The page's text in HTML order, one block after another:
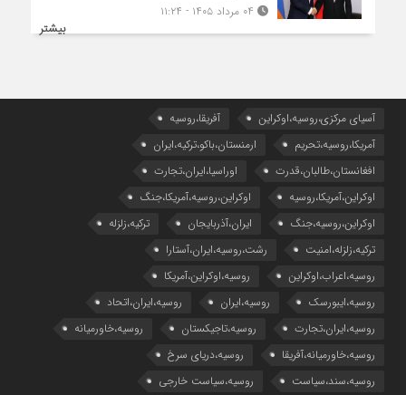
بیشتر
آسیای مرکزی،روسیه،اوکراین
آفریقا،روسیه
آمریکا،روسیه،تحریم
ارمنستان،باکو،ترکیه،ایران
افغانستان،طالبان،قدرت
اوراسیا،ایران،تجارت
اوکراین،آمریکا،روسیه
اوکراین،روسیه،آمریکا،جنگ
اوکراین،روسیه،جنگ
ایران،آذربایجان
ترکیه،زلزله
ترکیه،زلزله،امنیت
رشت،روسیه،ایران،آستارا
روسیه،اعراب،اوکراین
روسیه،اوکراین،آمریکا
روسیه،ایبورسک
روسیه،ایران
روسیه،ایران،اتحاد
روسیه،ایران،تجارت
روسیه،تاجیکستان
روسیه،خاورمیانه
روسیه،خاورمیانه،آفریقا
روسیه،دریای سرخ
روسیه،سند،سیاست
روسیه،سیاست خارجی